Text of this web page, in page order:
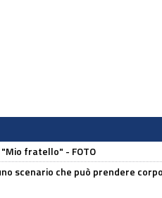
fratello" - FOTO
scenario che può prendere